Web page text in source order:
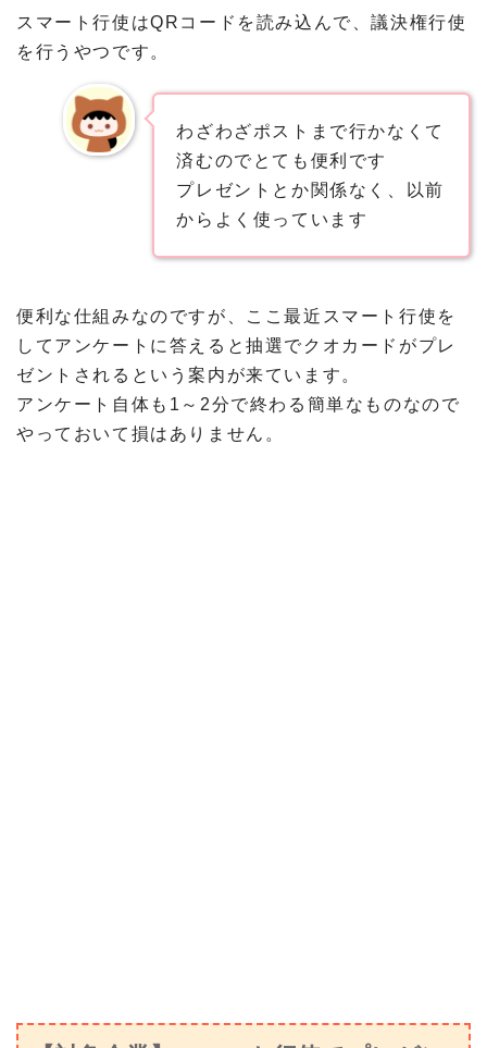
スマート行使はQRコードを読み込んで、議決権行使
を行うやつです。
わざわざポストまで行かなくて
済むのでとても便利です
プレゼントとか関係なく、以前
からよく使っています
便利な仕組みなのですが、ここ最近スマート行使を
してアンケートに答えると抽選でクオカードがプレ
ゼントされるという案内が来ています。
アンケート自体も1～2分で終わる簡単なものなので
やっておいて損はありません。